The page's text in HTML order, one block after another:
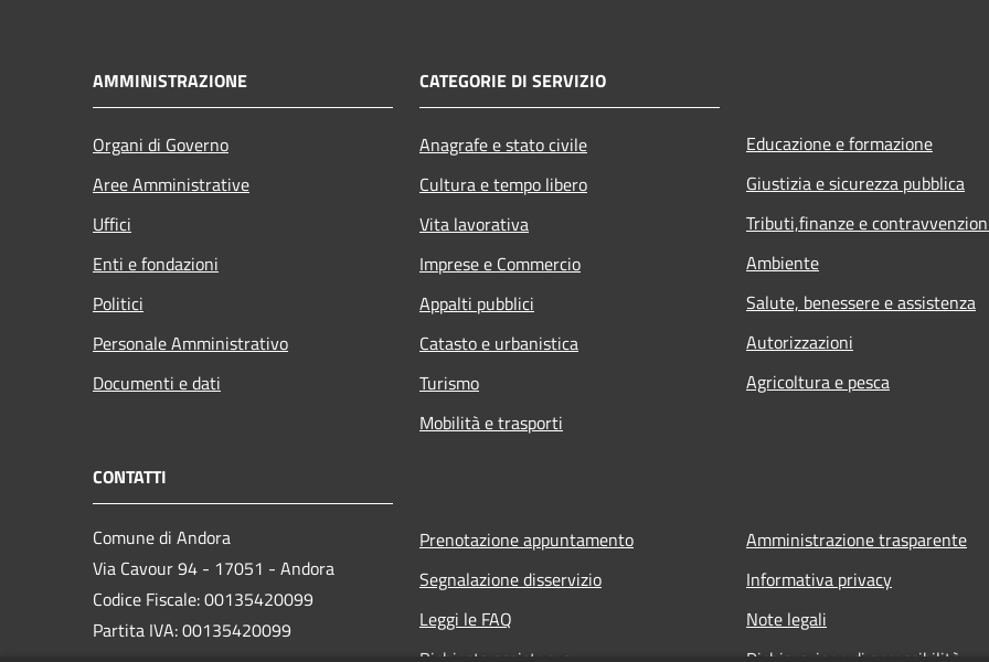
AMMINISTRAZIONE
Organi di Governo
Aree Amministrative
Uffici
Enti e fondazioni
Politici
Personale Amministrativo
Documenti e dati
CATEGORIE DI SERVIZIO
Anagrafe e stato civile
Cultura e tempo libero
Vita lavorativa
Imprese e Commercio
Appalti pubblici
Catasto e urbanistica
Turismo
Mobilità e trasporti
Educazione e formazione
Giustizia e sicurezza pubblica
Tributi,finanze e
Ambiente
Salute, benessere e assistenza
Autorizzazioni
Agricoltura e pesca
CONTATTI
Comune di Andora
Via Cavour 94 - 17051 - Andora
Codice Fiscale: 00135420099
Partita IVA: 00135420099
Prenotazione appuntamento
Segnalazione disservizio
Leggi le FAQ
Amministrazione trasparente
Informativa privacy
Note legali